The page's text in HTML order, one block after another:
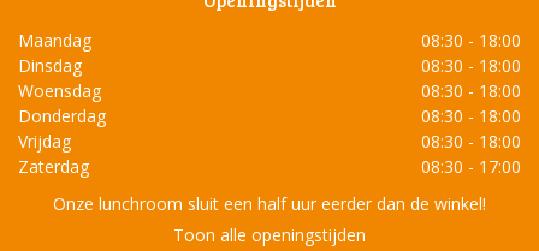
Maandag
08:30 - 18:00
Dinsdag
08:30 - 18:00
Woensdag
08:30 - 18:00
Donderdag
08:30 - 18:00
Vrijdag
08:30 - 18:00
Zaterdag
08:30 - 17:00
Onze lunchroom sluit een half uur eerder dan de winkel!
Toon alle openingstijden